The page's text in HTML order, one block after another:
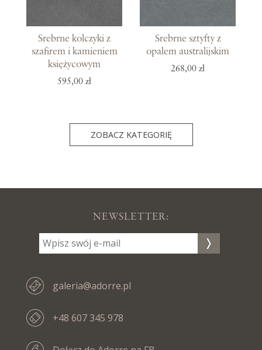
Srebrne kolczyki z
szafirem i kamieniem
księżycowym
595,00 zł
Srebrne sztyfty z
opalem australijskim
268,00 zł
ZOBACZ KATEGORIĘ
NEWSLETTER:
galeria@adorre.pl
+48 607 345 978